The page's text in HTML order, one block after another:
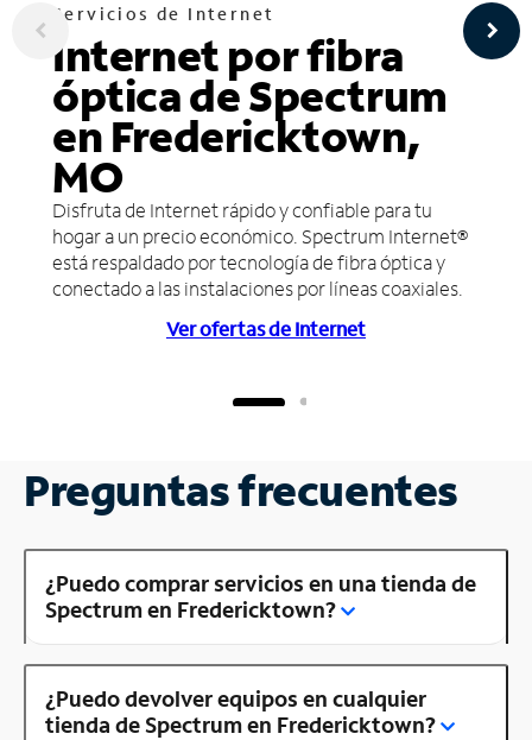
Servicios de Internet
Internet por fibra
óptica de Spectrum
en Fredericktown,
MO
Disfruta de Internet rápido y confiable para tu
hogar a un precio económico. Spectrum Internet®
está respaldado por tecnología de fibra óptica y
conectado a las instalaciones por líneas coaxiales.
Ver ofertas de Internet
Preguntas frecuentes
¿Puedo comprar servicios en una tienda de
Spectrum en Fredericktown?
¿Puedo devolver equipos en cualquier
tienda de Spectrum en Fredericktown?